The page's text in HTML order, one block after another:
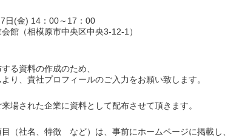
日(金) 14：00～17：00
館（相模原市中央区中央3-12-1）
る資料の作成のため、
り、貴社プロフィールのご入力をお願い致します。
場された企業に資料として配布させて頂きます。
（社名、特徴 など）は、事前にホームページに掲載し、